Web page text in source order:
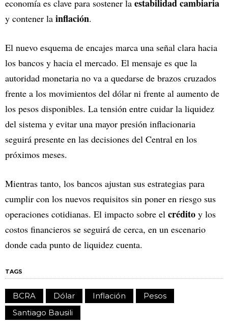
economía es clave para sostener la estabilidad cambiaria
y contener la inflación.
El nuevo esquema de encajes marca una señal clara hacia
los bancos y hacia el mercado. El mensaje es que la
autoridad monetaria no va a quedarse de brazos cruzados
frente a los movimientos del dólar ni frente al aumento de
los pesos disponibles. La tensión entre cuidar la liquidez
del sistema y evitar una mayor presión inflacionaria
seguirá presente en las decisiones del Central en los
próximos meses.
Mientras tanto, los bancos ajustan sus estrategias para
cumplir con los nuevos requisitos sin poner en riesgo sus
operaciones cotidianas. El impacto sobre el crédito y los
costos financieros se seguirá de cerca, en un escenario
donde cada punto de liquidez cuenta.
TAGS
BCRA Dólar Inflación
Pesos
Santiago Bausili